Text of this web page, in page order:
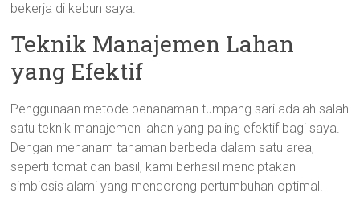
bekerja di kebun saya.
Teknik Manajemen Lahan
yang Efektif
Penggunaan metode penanaman tumpang sari adalah salah
satu teknik manajemen lahan yang paling efektif bagi saya.
Dengan menanam tanaman berbeda dalam satu area,
seperti tomat dan basil, kami berhasil menciptakan
simbiosis alami yang mendorong pertumbuhan optimal.